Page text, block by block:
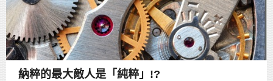
納粹的最大敵人是「純粹」!?